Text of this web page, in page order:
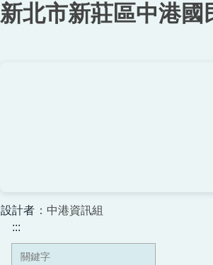
跳
到
新北市新莊區中港國
設計者 ：中港資訊組
:::